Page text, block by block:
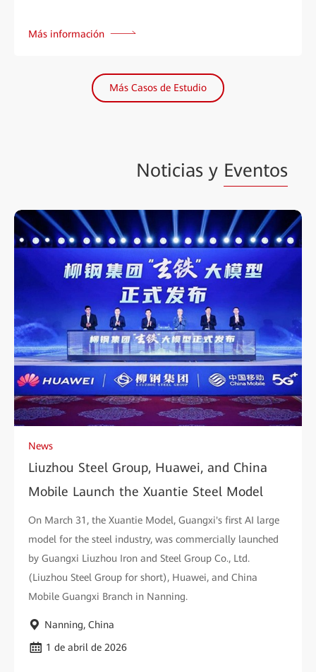
Más información
Más Casos de Estudio
Noticias y Eventos
News
Liuzhou Steel Group, Huawei, and China
Mobile Launch the Xuantie Steel Model
On March 31, the Xuantie Model, Guangxi's first AI large
model for the steel industry, was commercially launched
by Guangxi Liuzhou Iron and Steel Group Co., Ltd.
(Liuzhou Steel Group for short), Huawei, and China
Mobile Guangxi Branch in Nanning.
Nanning, China
1 de abril de 2026